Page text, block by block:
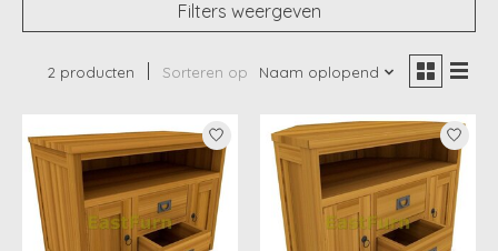
Filters weergeven
2 producten Sorteren op Naam oplopend